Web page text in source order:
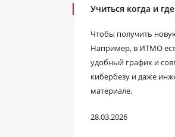
Учиться когда и
Чтобы получить
Например, в ИТМО
удобный график и
кибербезу и даже
материале.
28.03.2026